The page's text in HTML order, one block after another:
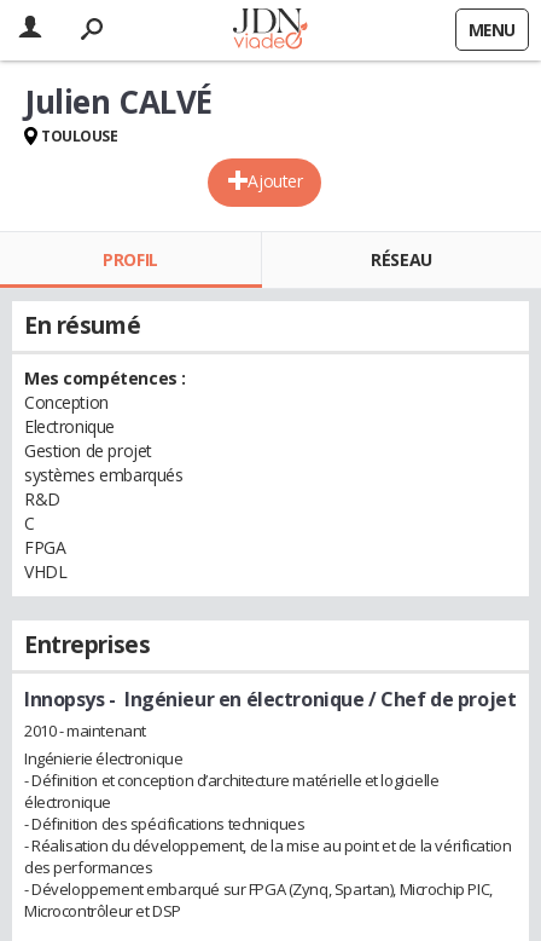
MENU
Ajouter
Julien CALVÉ
TOULOUSE
PROFIL RÉSEAU
En résumé
Mes compétences :
Conception
Electronique
Gestion de projet
systèmes embarqués
R&D
C
FPGA
VHDL
Entreprises
Innopsys- Ingénieur en électronique / Chef de projet
2010 - maintenant
Ingénierie électronique
- Définition et conception d’architecture matérielle et logicielle
électronique
- Définition des spécifications techniques
- Réalisation du développement, de la mise au point et de la vérification
des performances
- Développement embarqué sur FPGA (Zynq, Spartan), Microchip PIC,
Microcontrôleur et DSP